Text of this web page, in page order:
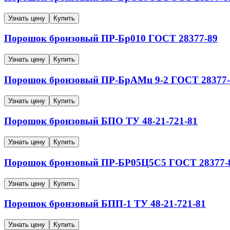
Узнать цену Купить
Порошок бронзовый ПР-Бр010 ГОСТ 28377-89
Узнать цену Купить
Порошок бронзовый ПР-БрАМц 9-2 ГОСТ
Узнать цену Купить
Порошок бронзовый БПО ТУ 48-21-721-81
Узнать цену Купить
Порошок бронзовый ПР-БР05Ц5С5 ГОСТ 28377-
Узнать цену Купить
Порошок бронзовый БПП-1 ТУ 48-21-721-81
Узнать цену Купить